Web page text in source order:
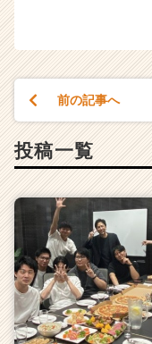
前の記事へ
投稿一覧